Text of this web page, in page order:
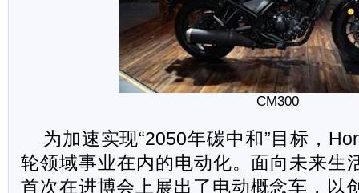
CM300
为加速实现“2050年碳中和”目标，
轮领域事业在内的电动化。面向未来生
首次在进博会上展出了电动概念车，以